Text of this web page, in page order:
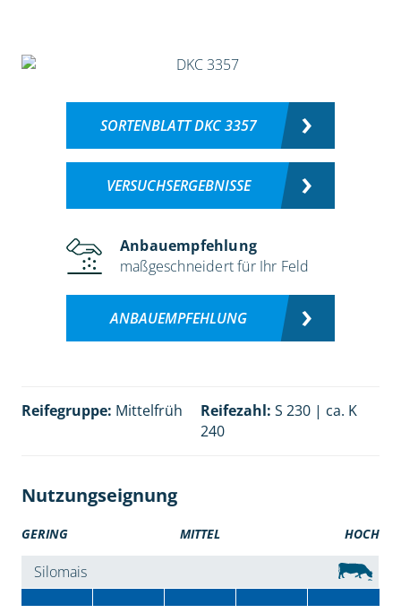
SORTENBLATT DKC 3357
VERSUCHSERGEBNISSE
Anbauempfehlung
maßgeschneidert für Ihr Feld
ANBAUEMPFEHLUNG
Reifegruppe: Mittelfrüh Reifezahl: S 230 | ca. K
240
Nutzungseignung
GERING MITTEL HOCH
Silomais